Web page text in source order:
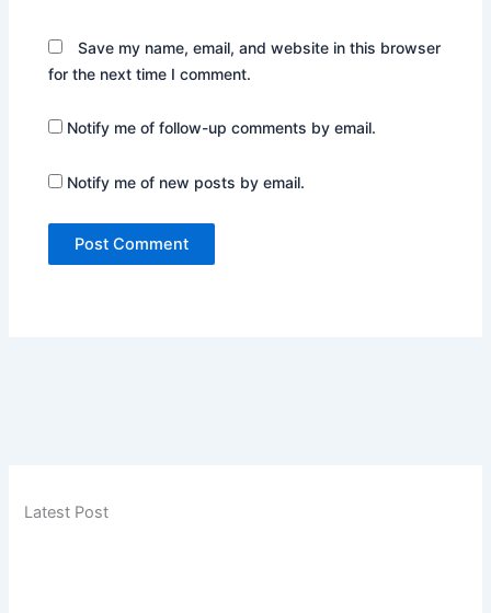
Save my name, email, and website in this browser
for the next time I comment.
Notify me of follow-up comments by email.
Notify me of new posts by email.
Latest Post